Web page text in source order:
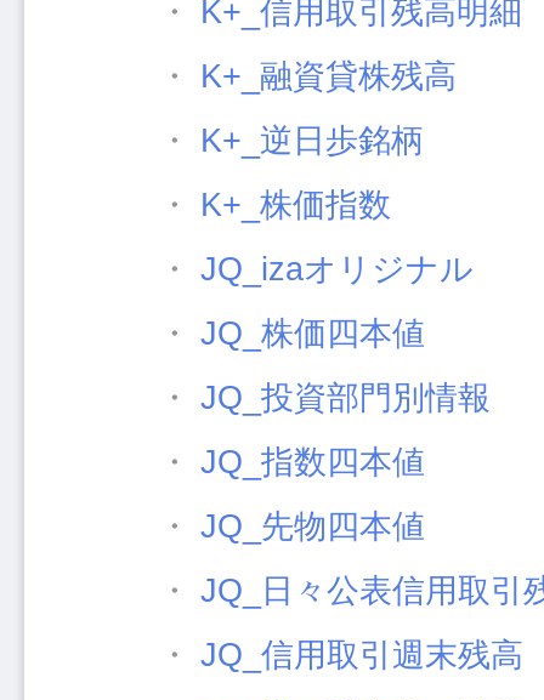
・
K+_信用取引残高明細
・
K+_融資貸株残高
・
K+_逆日歩銘柄
・
K+_株価指数
・
JQ_izaオリジナル
・
JQ_株価四本値
・
JQ_投資部門別情報
・
JQ_指数四本値
・
JQ_先物四本値
・
JQ_日々公表信用取引
・
JQ_信用取引週末残高